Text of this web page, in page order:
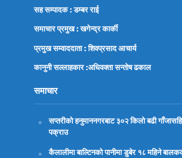
सह सम्पादक : डम्बर राई
समाचार प्रमुख : खगेन्द्र कार्की
प्रमुख सम्वाददाता : शिवप्रसाद आचार्य
कानुनी सल्लाहकार :अधिवक्तासन्तोष ढकाल
समाचार
सप्तरीको हनुमाननगरबाट ३०२ किलो बढी
पक्राउ
कैलालीमा बाल्टिनको पानीमा डुबेर १८ महिने